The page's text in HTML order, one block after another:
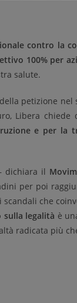
contro la
100% per
salute.
petizione nel
Libera
e per la
dichiara il
per poi
che
legalità è
radicata più